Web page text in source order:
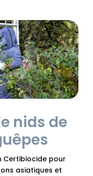
nids de
Certibiocide pour
asiatiques et